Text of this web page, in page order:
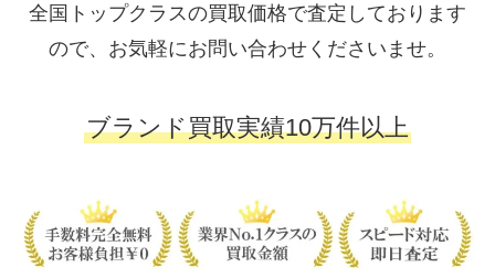
全国トップクラスの買取価格で査定しております
ので、お気軽にお問い合わせくださいませ。
ブランド買取実績10万件以上